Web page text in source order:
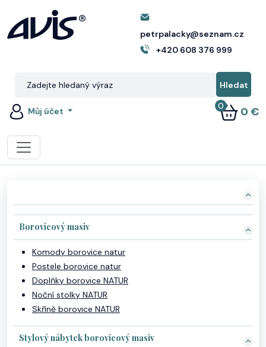
petrpalacky@seznam.cz
+420 608 376 999
Můj účet 0 €
0
Borovicový masiv
Komody borovice natur
Postele borovice natur
Doplňky borovice NATUR
Noční stolky NATUR
Skříně borovice NATUR
Stylový nábytek borovicový masiv